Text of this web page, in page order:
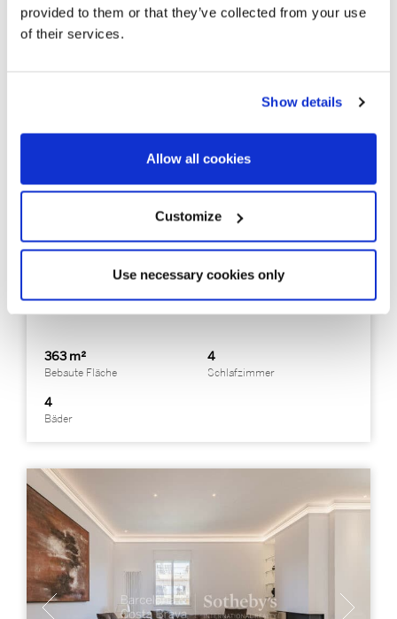
provided to them or that they’ve collected from your use
of their services.
Show details
Allow all cookies
Customize
Use necessary cookies only
BCNP2481
Piso
Barcelona Ciudad - Dreta de l'Eixample - Eixample
Prächtige Eckwohnung in Eixample
Derecho
363 m²
Bebaute Fläche
4
Schlafzimmer
4
Bäder